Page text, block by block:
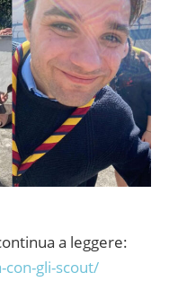
a leggere:
gli-scout/